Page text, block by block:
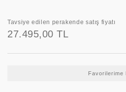
Tavsiye edilen perakende satış fiyatı
27.495,00 TL